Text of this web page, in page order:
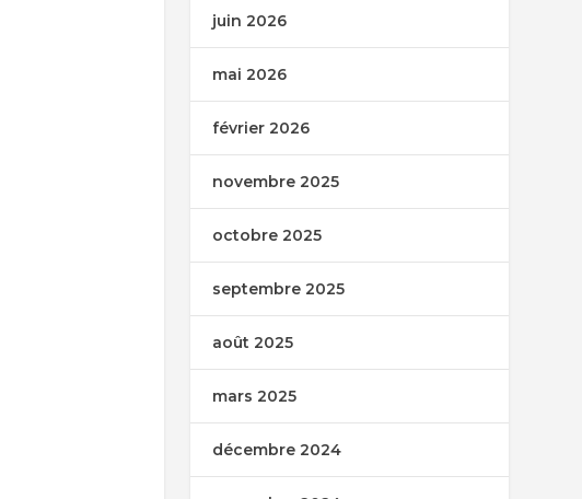
juin 2026
mai 2026
février 2026
novembre 2025
octobre 2025
septembre 2025
août 2025
mars 2025
décembre 2024